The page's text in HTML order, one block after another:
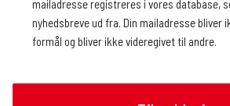
mailadresse registreres i vores database, som vi sender
nyhedsbreve ud fra. Din mailadresse bliver ikke
formål og bliver ikke videregivet til andre.